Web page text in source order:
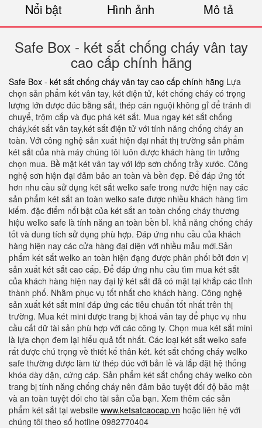
Nổi bật Hình ảnh Mô tả
Safe Box - két sắt chống cháy vân tay
cao cấp chính hãng
Safe Box - két sắt chống cháy vân tay cao cấp chính hãng Lựa
chọn sản phẩm két vân tay, két điện tử, két chống cháy có trọng
lượng lớn được đúc bằng sắt, thép cán nguội không gỉ để tránh di
chuyể, trộm cắp và đục phá két sắt. Mua ngay két sắt chống
cháy,két sắt vân tay,két sắt điện tử với tính năng chống cháy an
toàn. Với công nghệ sản xuất hiện đại nhất thị trường sản phẩm
két sắt của nhà máy chúng tôi luôn được khách hàng tin tưởng
chọn mua. Bề mặt két vân tay với lớp sơn chống trầy xước. Công
nghệ sơn hiện đại đảm bảo an toàn và bền đẹp. Để đáp ứng tốt
hơn nhu cầu sử dụng két sắt welko safe trong nước hiện nay các
sản phẩm két sắt an toàn welko safe được nhiều khách hàng tìm
kiếm. đặc điểm nổi bật của két sắt an toàn chống cháy thương
hiệu welko safe là tính năng an toàn bền bỉ. khả năng chống cháy
tốt và dung tích sử dụng phù hợp. Đáp ứng nhu cầu của khách
hàng hiện nay các cửa hàng đại diện với nhiều mẫu mới.Sản
phẩm két sắt welko an toàn hiện đạng được phân phối bởi đơn vị
sản xuất két sắt cao cấp. Để đáp ứng nhu cầu tìm mua két sắt
của khách hàng hiện nay đại lý két sắt đã có mặt tại khắp các tỉnh
thành phố. Nhằm phục vụ tốt nhất cho khách hàng. Công nghệ
sản xuất két sắt mini đáp ứng các tiêu chuẩn tốt nhất trên thị
trường. Mua két mini được trang bị khoá vân tay để phục vụ nhu
cầu cất dữ tài sản phù hợp với các công ty. Chọn mua két sắt mini
là lựa chọn đem lại hiểu quả tốt nhất. Các loại két sắt welko safe
rất được chú trọng về thiết kế thân két. két sắt chống cháy welko
safe thường được làm từ thép đúc với bản lề và lắp đặt hệ thống
khóa dày dặn, cứng cáp. Sản phẩm két sắt chống cháy welko còn
trang bị tính năng chống cháy nên đảm bảo tuyệt đối độ bảo mật
và an toàn tuyệt đối cho tài sản của bạn. Xem thêm các sản
phẩm két sắt tại website www.ketsatcaocap.vn hoặc liên hệ với
chúng tôi theo số hotline 0982770404